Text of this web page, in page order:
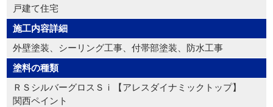
戸建て住宅
施工内容詳細
外壁塗装、シーリング工事、付帯部塗装、防水工事
塗料の種類
ＲＳシルバーグロスＳｉ【アレスダイナミックトップ】
関西ペイント